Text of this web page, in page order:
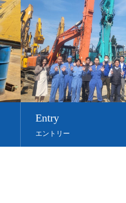
Entry
エントリー